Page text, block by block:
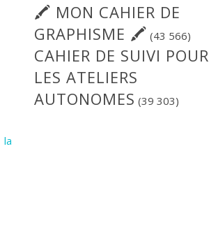
la
🖍 MON CAHIER DE
GRAPHISME 🖍 (43 566)
CAHIER DE SUIVI POUR
LES ATELIERS
AUTONOMES (39 303)